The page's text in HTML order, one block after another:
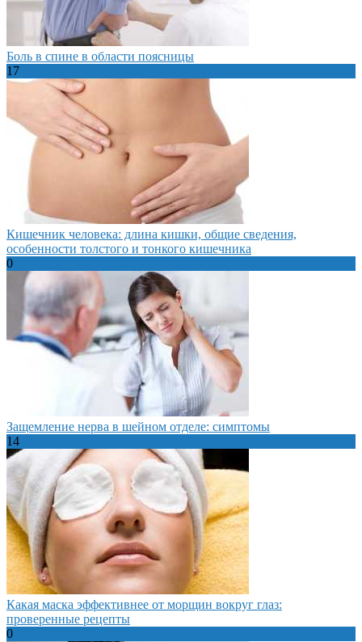
Боль в спине в области поясницы
17
Кишечник человека: длина кишки, общие сведения,
особенности толстого и тонкого кишечника
0
Защемление нерва в шейном отделе: симптомы
14
Какая маска эффективнее от морщин вокруг глаз:
проверенные рецепты
0